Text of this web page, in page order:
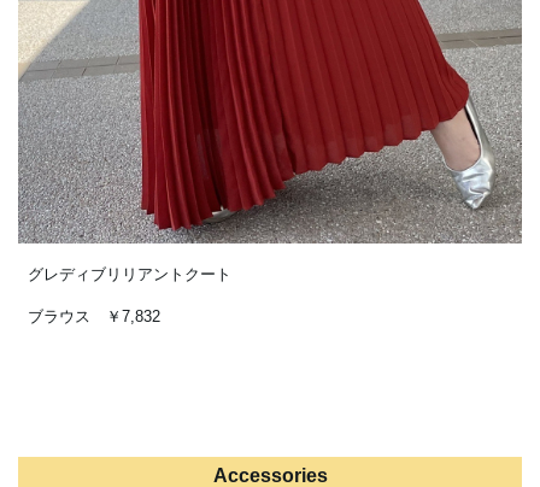
グレディブリリアントクート
ブラウス ￥7,832
Accessories